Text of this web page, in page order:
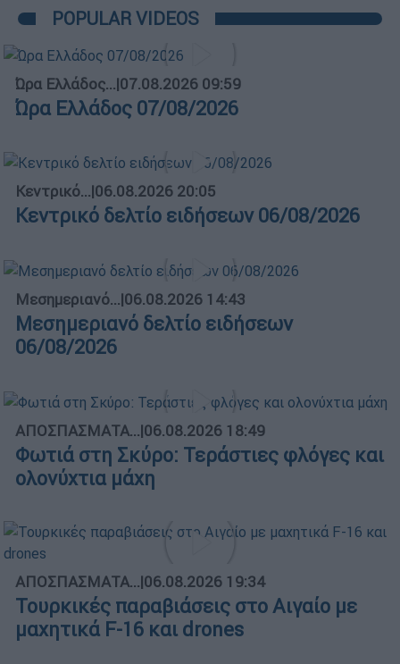
POPULAR VIDEOS
Ώρα Ελλάδος...|07.08.2026 09:59
Ώρα Ελλάδος 07/08/2026
Κεντρικό...|06.08.2026 20:05
Κεντρικό δελτίο ειδήσεων 06/08/2026
Μεσημεριανό...|06.08.2026 14:43
Μεσημεριανό δελτίο ειδήσεων
06/08/2026
ΑΠΟΣΠΑΣΜΑΤΑ...|06.08.2026 18:49
Φωτιά στη Σκύρο: Τεράστιες φλόγες και
ολονύχτια μάχη
ΑΠΟΣΠΑΣΜΑΤΑ...|06.08.2026 19:34
Τουρκικές παραβιάσεις στο Αιγαίο με
μαχητικά F-16 και drones